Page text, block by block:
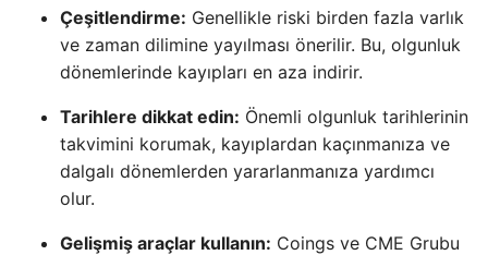
Çeşitlendirme: Genellikle riski birden fazla varlık
ve zaman dilimine yayılması önerilir. Bu, olgunluk
dönemlerinde kayıpları en aza indirir.
Tarihlere dikkat edin: Önemli olgunluk tarihlerinin
takvimini korumak, kayıplardan kaçınmanıza ve
dalgalı dönemlerden yararlanmanıza yardımcı
olur.
Gelişmiş araçlar kullanın: Coings ve CME Grubu